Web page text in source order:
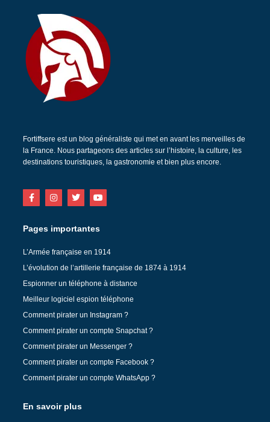
Fortiffsere est un blog généraliste qui met en avant les merveilles de
la France. Nous partageons des articles sur l’histoire, la culture, les
destinations touristiques, la gastronomie et bien plus encore.
Pages importantes
L’Armée française en 1914
L’évolution de l’artillerie française de 1874 à 1914
Espionner un téléphone à distance
Meilleur logiciel espion téléphone
Comment pirater un Instagram ?
Comment pirater un compte Snapchat ?
Comment pirater un Messenger ?
Comment pirater un compte Facebook ?
Comment pirater un compte WhatsApp ?
En savoir plus